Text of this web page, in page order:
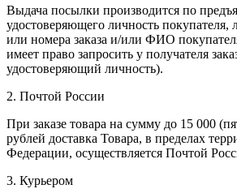
Выдача посылки производится по
удостоверяющего личность покупателя,
или номера заказа и/или ФИО
имеет право запросить у получателя
удостоверяющий личность).
2. Почтой России
При заказе товара на сумму до 15 000
рублей доставка Товара, в пределах
Федерации, осуществляется Почтой
3. Курьером